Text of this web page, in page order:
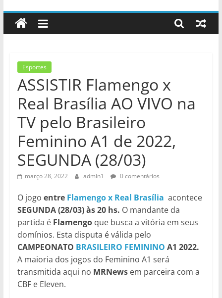
Esportes
ASSISTIR Flamengo x
Real Brasília AO VIVO na
TV pelo Brasileiro
Feminino A1 de 2022,
SEGUNDA (28/03)
março 28, 2022 admin1 0 comentários
O jogo entre Flamengo x Real Brasília acontece
SEGUNDA (28/03) às 20 hs. O mandante da
partida é Flamengo que busca a vitória em seus
domínios. Esta disputa é válida pelo
CAMPEONATO BRASILEIRO FEMININO A1 2022.
A maioria dos jogos do Feminino A1 será
transmitida aqui no MRNewsem parceira com a
CBF e Eleven.